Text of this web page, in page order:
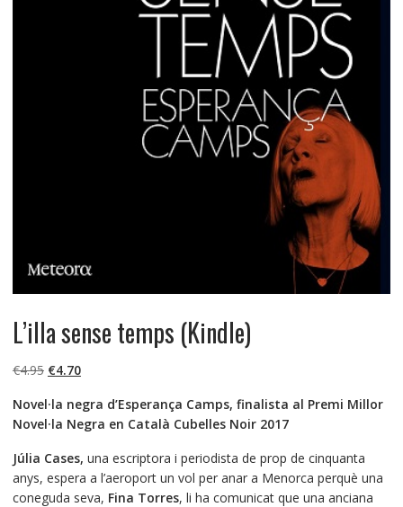
L’illa sense temps (Kindle)
€4.95 El
original
era:
€4.70El
actual
es:
Novel·la negra d’Esperança Camps, finalista al Premi Millor
Novel·la Negra en Català Cubelles Noir 2017
Júlia Cases, una escriptora i periodista de prop de cinquanta
anys, espera a l’aeroport un vol per anar a Menorca perquè una
coneguda seva, Fina Torres, li ha comunicat que una anciana